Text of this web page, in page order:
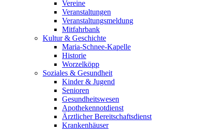
Vereine
Veranstaltungen
Veranstaltungsmeldung
Mitfahrbank
Kultur & Geschichte
Maria-Schnee-Kapelle
Historie
Worzelköpp
Soziales & Gesundheit
Kinder & Jugend
Senioren
Gesundheitswesen
Apothekennotdienst
Ärztlicher Bereitschaftsdienst
Krankenhäuser